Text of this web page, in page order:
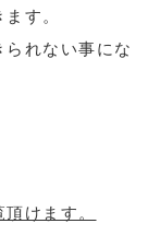
す。
れない事にな
けます。